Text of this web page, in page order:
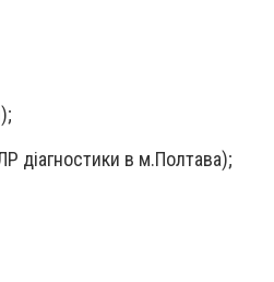
діагностики в м.Полтава);